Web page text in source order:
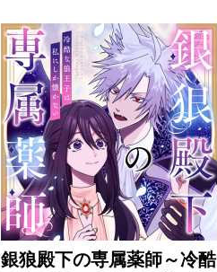
銀狼殿下の専属薬師～冷酷